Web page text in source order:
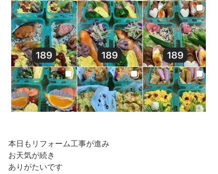
本日もリフォーム工事が進み
お天気が続き
ありがたいです